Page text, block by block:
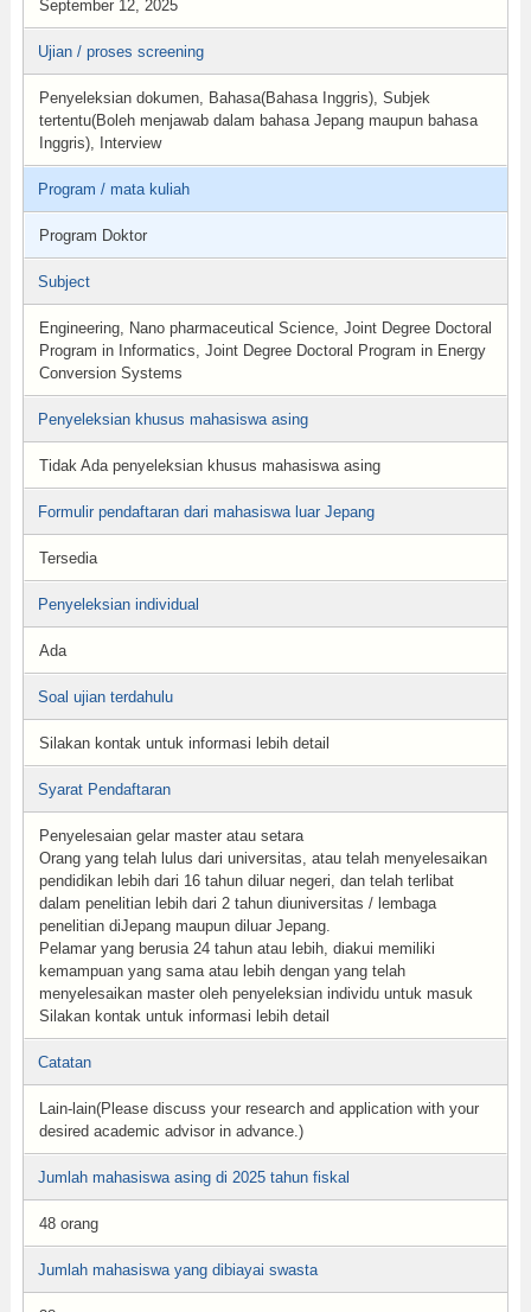
September 12, 2025
Ujian / proses screening
Penyeleksian dokumen, Bahasa(Bahasa Inggris), Subjek
tertentu(Boleh menjawab dalam bahasa Jepang maupun bahasa
Inggris), Interview
Program / mata kuliah
Program Doktor
Subject
Engineering, Nano pharmaceutical Science, Joint Degree Doctoral
Program in Informatics, Joint Degree Doctoral Program in Energy
Conversion Systems
Penyeleksian khusus mahasiswa asing
Tidak Ada penyeleksian khusus mahasiswa asing
Formulir pendaftaran dari mahasiswa luar Jepang
Tersedia
Penyeleksian individual
Ada
Soal ujian terdahulu
Silakan kontak untuk informasi lebih detail
Syarat Pendaftaran
Penyelesaian gelar master atau setara
Orang yang telah lulus dari universitas, atau telah menyelesaikan
pendidikan lebih dari 16 tahun diluar negeri, dan telah terlibat
dalam penelitian lebih dari 2 tahun diuniversitas / lembaga
penelitian diJepang maupun diluar Jepang.
Pelamar yang berusia 24 tahun atau lebih, diakui memiliki
kemampuan yang sama atau lebih dengan yang telah
menyelesaikan master oleh penyeleksian individu untuk masuk
Silakan kontak untuk informasi lebih detail
Catatan
Lain-lain(Please discuss your research and application with your
desired academic advisor in advance.)
Jumlah mahasiswa asing di 2025 tahun fiskal
48 orang
Jumlah mahasiswa yang dibiayai swasta